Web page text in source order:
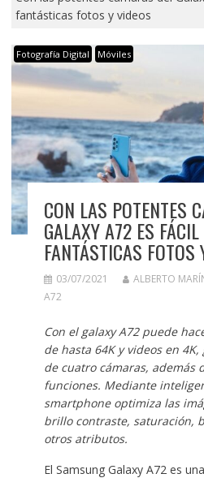
fantásticas fotos y videos
Fotografía Digital Móviles
CON LAS POTENTES
GALAXY A72 ES
FANTÁSTICAS FOTOS
03/07/2021 ALBERTO
A72
Con el galaxy A72 puede
de hasta 64K y videos en
de cuatro cámaras, además
funciones. Mediante
smartphone optimiza las
brillo contraste, saturación,
otros atributos.
El Samsung Galaxy A72 es